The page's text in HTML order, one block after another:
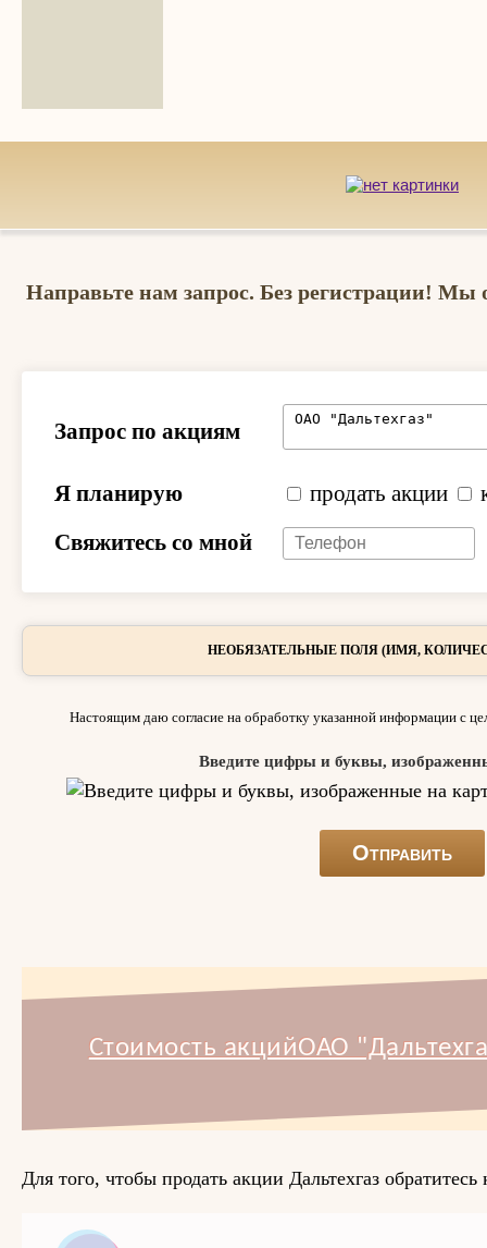
Направьте нам запрос. Без регистрации! Мы
Запрос по акциям
Я планирую продать акции
Свяжитесь со мной
НЕОБЯЗАТЕЛЬНЫЕ ПОЛЯ (ИМЯ,
Настоящим даю согласие на обработку указанной информации с
Введите цифры и буквы,
Стоимость акцийОАО
Для того, чтобы продать акции Дальтехгаз обратитесь